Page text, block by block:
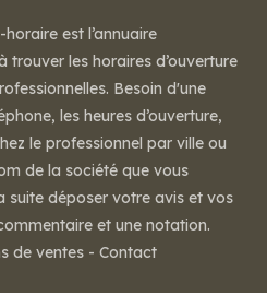
est l’annuaire
trouver les horaires d’ouverture
Besoin d'une
les heures d’ouverture,
le professionnel par ville ou
de la société que vous
suite déposer votre avis et vos
et une notation.
de ventes - Contact